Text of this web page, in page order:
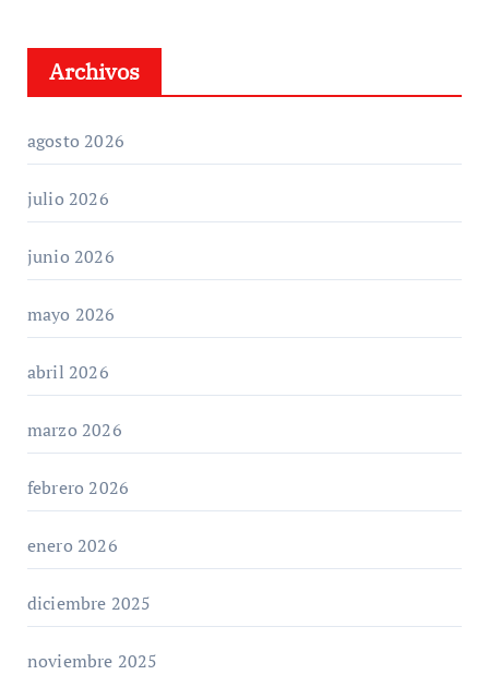
Archivos
agosto 2026
julio 2026
junio 2026
mayo 2026
abril 2026
marzo 2026
febrero 2026
enero 2026
diciembre 2025
noviembre 2025